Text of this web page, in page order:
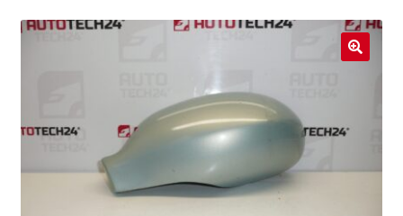
Panaszkezelési szabályzat